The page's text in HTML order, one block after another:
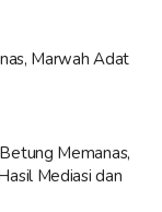
Marwah Adat
Memanas,
Mediasi dan